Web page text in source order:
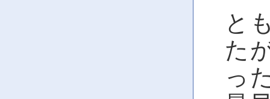
と
た
っ